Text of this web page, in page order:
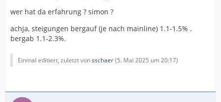
wer hat da erfahrung ? simon ?
achja, steigungen bergauf (je nach mainline) 1.1-1.5% .
bergab 1.1-2.3%.
Einmal editiert, zuletzt vonsschaer(5. Mai 2025 um 20:17)